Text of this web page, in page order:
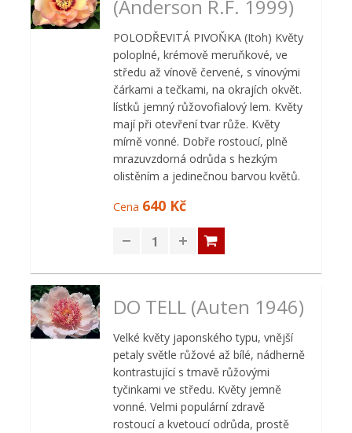
(Anderson R.F. 1999)
POLODŘEVITÁ PIVOŇKA (Itoh) Květy
poloplné, krémově meruňkové, ve
středu až vínově červené, s vínovými
čárkami a tečkami, na okrajích okvět.
lístků jemný růžovofialový lem. Květy
mají při otevření tvar růže. Květy
mírně vonné. Dobře rostoucí, plně
mrazuvzdorná odrůda s hezkým
olistěním a jedinečnou barvou květů.
Cena 640 Kč
DO TELL (Auten 1946)
Velké květy japonského typu, vnější
petaly světle růžové až bílé, nádherně
kontrastující s tmavě růžovými
tyčinkami ve středu. Květy jemně
vonné. Velmi populární zdravě
rostoucí a kvetoucí odrůda, prostě